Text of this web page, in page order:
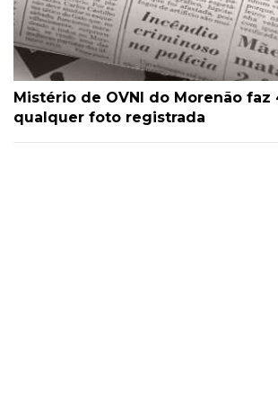
Mistério de OVNI do Morenão faz
qualquer foto registrada